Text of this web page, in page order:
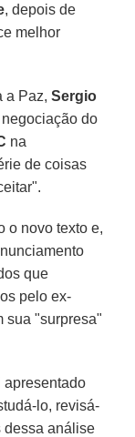
, depois de
melhor
a Paz,Sergio
do
na
de coisas
o novo texto e,
que
pelo ex-
sua "surpresa"
apresentado
lo, revisá-
dessa análise